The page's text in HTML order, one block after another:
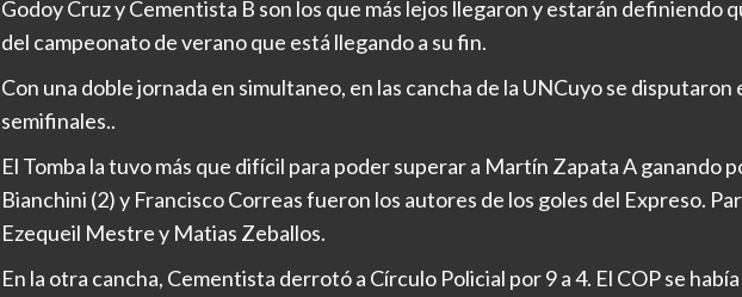
Godoy Cruz y Cementista B son los que más lejos llegaron y estarán definiendo
del campeonato de verano que está llegando a su fin.
Con una doble jornada en simultaneo, en las cancha de la UNCuyo se disputaron
semifinales..
El Tomba la tuvo más que difícil para poder superar a Martín Zapata A ganando
Bianchini (2) y Francisco Correas fueron los autores de los goles del Expreso.
Ezequeil Mestre y Matias Zeballos.
En la otra cancha, Cementista derrotó a Círculo Policial por 9 a 4. El COP se